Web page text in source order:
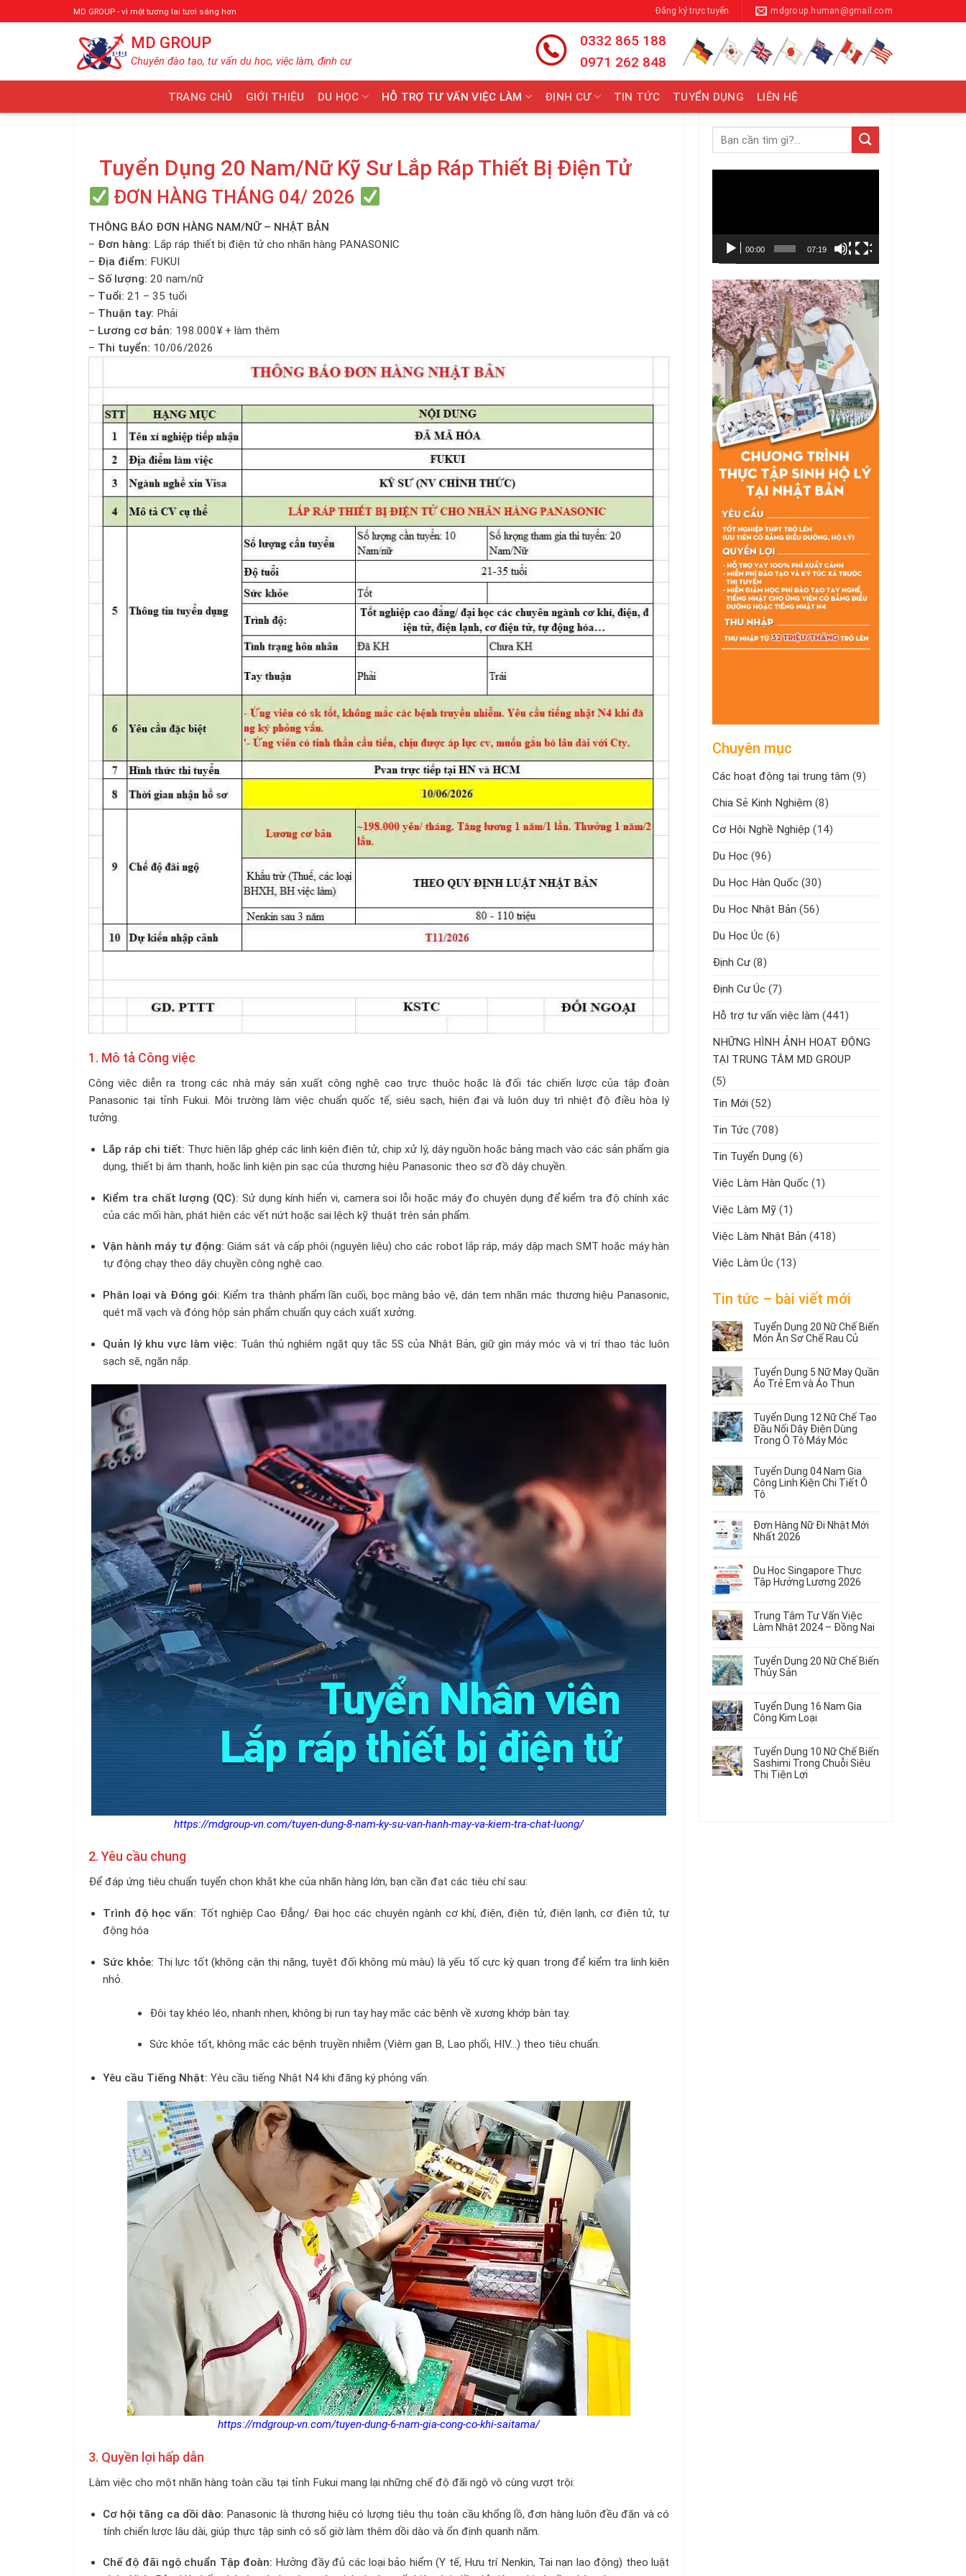
qua
MD GROUP - vì một tương lai tươi sáng hơn Đăng ký trực tuyến mdgroup.human@gmail.com
MD GROUP
Chuyên đào tạo, tư vấn du học, việc làm, định cư
0332 865 188
0971 262 848
TRANG CHỦ GIỚI THIỆU DU HỌC HỖ TRỢ TƯ VẤN VIỆC LÀM ĐỊNH CƯ TIN TỨC TUYỂN DỤNG LIÊN HỆ
Tuyển Dụng 20 Nam/Nữ Kỹ Sư Lắp Ráp Thiết Bị Điện Tử
ĐƠN HÀNG THÁNG 04/ 2026
THÔNG BÁO ĐƠN HÀNG NAM/NỮ – NHẬT BẢN
– Đơn hàng: Lắp ráp thiết bị điện tử cho nhãn hàng PANASONIC
– Địa điểm: FUKUI
– Số lượng: 20 nam/nữ
– Tuổi: 21 – 35 tuổi
– Thuận tay: Phải
– Lương cơ bản: 198.000¥ + làm thêm
– Thi tuyển: 10/06/2026
1. Mô tả Công việc
Công việc diễn ra trong các nhà máy sản xuất công nghệ cao trực thuộc hoặc là đối tác chiến lược của tập đoàn
Panasonic tại tỉnh Fukui. Môi trường làm việc chuẩn quốc tế, siêu sạch, hiện đại và luôn duy trì nhiệt độ điều hòa lý
tưởng.
Lắp ráp chi tiết: Thực hiện lắp ghép các linh kiện điện tử, chip xử lý, dây nguồn hoặc bảng mạch vào các sản phẩm gia
dụng, thiết bị âm thanh, hoặc linh kiện pin sạc của thương hiệu Panasonic theo sơ đồ dây chuyền.
Kiểm tra chất lượng (QC):Sử dụng kính hiển vi, camera soi lỗi hoặc máy đo chuyên dụng để kiểm tra độ chính xác
của các mối hàn, phát hiện các vết nứt hoặc sai lệch kỹ thuật trên sản phẩm.
Vận hành máy tự động: Giám sát và cấp phôi (nguyên liệu) cho các robot lắp ráp, máy dập mạch SMT hoặc máy hàn
tự động chạy theo dây chuyền công nghệ cao.
Phân loại và Đóng gói: Kiểm tra thành phẩm lần cuối, bọc màng bảo vệ, dán tem nhãn mác thương hiệu Panasonic,
quét mã vạch và đóng hộp sản phẩm chuẩn quy cách xuất xưởng.
Quản lý khu vực làm việc: Tuân thủ nghiêm ngặt quy tắc 5S của Nhật Bản, giữ gìn máy móc và vị trí thao tác luôn
sạch sẽ, ngăn nắp.
https://mdgroup-vn.com/tuyen-dung-8-nam-ky-su-van-hanh-may-va-kiem-tra-chat-luong/
2. Yêu cầu chung
Để đáp ứng tiêu chuẩn tuyển chọn khắt khe của nhãn hàng lớn, bạn cần đạt các tiêu chí sau:
Trình độ học vấn: Tốt nghiệp Cao Đẳng/ Đại học các chuyên ngành cơ khí, điện, điện tử, điện lạnh, cơ điện tử, tự
động hóa
Sức khỏe: Thị lực tốt (không cận thị nặng, tuyệt đối không mù màu) là yếu tố cực kỳ quan trọng để kiểm tra linh kiện
nhỏ.
Đôi tay khéo léo, nhanh nhẹn, không bị run tay hay mắc các bệnh về xương khớp bàn tay.
Sức khỏe tốt, không mắc các bệnh truyền nhiễm (Viêm gan B, Lao phổi, HIV…) theo tiêu chuẩn.
Yêu cầu Tiếng Nhật: Yêu cầu tiếng Nhật N4 khi đăng ký phỏng vấn.
https://mdgroup-vn.com/tuyen-dung-6-nam-gia-cong-co-khi-saitama/
3. Quyền lợi hấp dẫn
Làm việc cho một nhãn hàng toàn cầu tại tỉnh Fukui mang lại những chế độ đãi ngộ vô cùng vượt trội:
Cơ hội tăng ca dồi dào: Panasonic là thương hiệu có lượng tiêu thụ toàn cầu khổng lồ, đơn hàng luôn đều đặn và có
tính chiến lược lâu dài, giúp thực tập sinh có số giờ làm thêm dồi dào và ổn định quanh năm.
Chế độ đãi ngộ chuẩn Tập đoàn: Hưởng đầy đủ các loại bảo hiểm (Y tế, Hưu trí Nenkin, Tai nạn lao động) theo luật
00:00 07:19
Chuyên mục
Các hoạt động tại trung tâm (9)
Chia Sẻ Kinh Nghiệm (8)
Cơ Hội Nghề Nghiệp (14)
Du Học (96)
Du Học Hàn Quốc (30)
Du Học Nhật Bản (56)
Du Học Úc (6)
Định Cư (8)
Định Cư Úc (7)
Hỗ trợ tư vấn việc làm (441)
NHỮNG HÌNH ẢNH HOẠT ĐỘNG
TẠI TRUNG TÂM MD GROUP
(5)
Tin Mới (52)
Tin Tức (708)
Tin Tuyển Dụng (6)
Việc Làm Hàn Quốc (1)
Việc Làm Mỹ (1)
Việc Làm Nhật Bản (418)
Việc Làm Úc (13)
Tin tức – bài viết mới
Tuyển Dụng 20 Nữ Chế Biến
Món Ăn Sơ Chế Rau Củ
có
bình
luận
Tuyển
Dụng
20
Nữ
Biến
Món
Ăn
Rau
Củ
Tuyển Dụng 5 Nữ May Quần
Áo Trẻ Em và Áo Thun
có
bình
luận
ở
Dụng
5
Nữ
May
Áo
Trẻ
Áo
Thun
Tuyển Dụng 12 Nữ Chế Tạo
Đầu Nối Dây Điện Dùng
Trong Ô Tô Máy Móc
có
bình
luận
ở
Dụng
12
Tạo
Đầu
Điện
Dùng
Tô
Máy
Tuyển Dụng 04 Nam Gia
Công Linh Kiện Chi Tiết Ô
Tô
có
bình
luận
Tuyển
Dụng
04
Gia
Công
Chi
Tiết
Đơn Hàng Nữ Đi Nhật Mới
Nhất 2026
có
bình
luận
Đơn
Hàng
Nữ
Nhật
Mới
Nhất
Du Học Singapore Thực
Tập Hưởng Lương 2026
có
bình
luận
Du
Học
Singapore
Tập
Hưởng
Lương
Trung Tâm Tư Vấn Việc
Làm Nhật 2024 – Đồng Nai
có
bình
luận
Trung
Tâm
Tư
Việc
Làm
Nhật
2024
Tuyển Dụng 20 Nữ Chế Biến
Thủy Sản
có
bình
luận
Tuyển
Dụng
20
Nữ
Tuyển Dụng 16 Nam Gia
Công Kim Loại
có
bình
luận
ở
Tuyển Dụng 10 Nữ Chế Biến
Sashimi Trong Chuỗi Siêu
Thị Tiện Lợi